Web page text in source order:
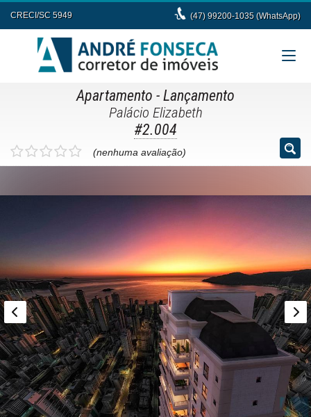
CRECI/SC 5949 (47) 99200-1035 (WhatsApp)
Apartamento - Lançamento
Palácio Elizabeth
#2.004
(nenhuma avaliação)